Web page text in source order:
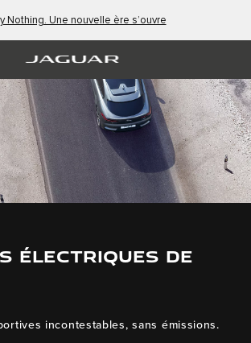
Nothing. Une nouvelle ère s’ouvre
ÉLECTRIQUES DE
incontestables, sans émissions.